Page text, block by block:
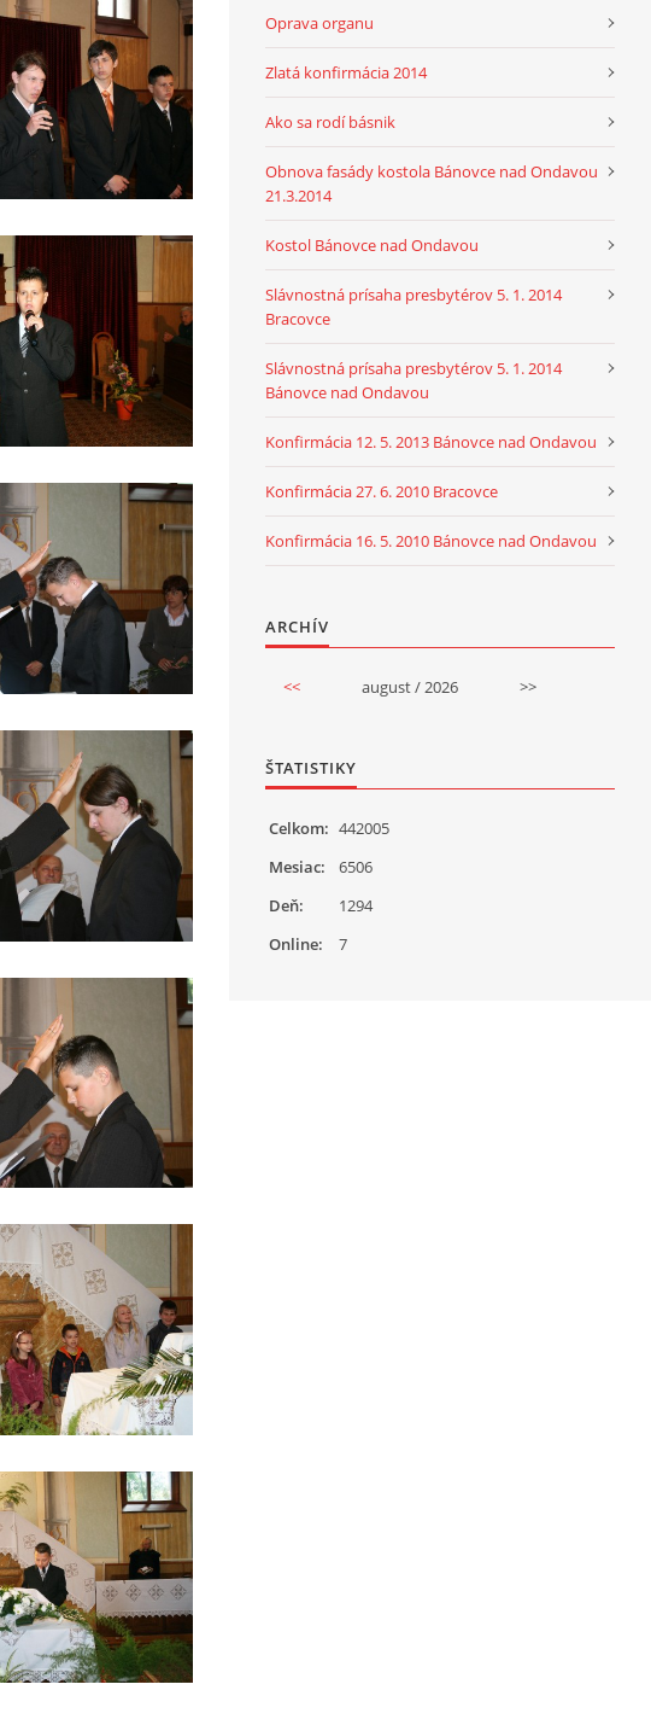
Oprava organu
Zlatá konfirmácia 2014
Ako sa rodí básnik
Obnova fasády kostola Bánovce nad Ondavou
21.3.2014
Kostol Bánovce nad Ondavou
Slávnostná prísaha presbytérov 5. 1. 2014
Bracovce
Slávnostná prísaha presbytérov 5. 1. 2014
Bánovce nad Ondavou
Konfirmácia 12. 5. 2013 Bánovce nad Ondavou
Konfirmácia 27. 6. 2010 Bracovce
Konfirmácia 16. 5. 2010 Bánovce nad Ondavou
ARCHÍV
<< august / 2026 >>
ŠTATISTIKY
Online: 7
Celkom: 442005
Mesiac:
6506
Deň:
1294